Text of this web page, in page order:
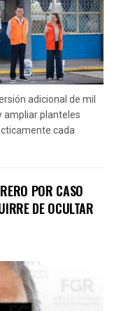
adicional de mil
ampliar planteles
cada
POR CASO
DE OCULTAR